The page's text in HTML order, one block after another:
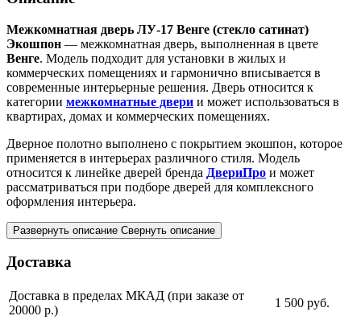
Межкомнатная дверь ЛУ-17 Венге (стекло сатинат)
Экошпон — межкомнатная дверь, выполненная в цвете
Венге. Модель подходит для установки в жилых и
коммерческих помещениях и гармонично вписывается в
современные интерьерные решения. Дверь относится к
категории межкомнатные двери и может использоваться в
квартирах, домах и коммерческих помещениях.
Дверное полотно выполнено с покрытием экошпон, которое
применяется в интерьерах различного стиля. Модель
относится к линейке дверей бренда ДвериПро и может
рассматриваться при подборе дверей для комплексного
оформления интерьера.
Развернуть описание Свернуть описание
Доставка
Доставка в пределах МКАД (при заказе от
20000 р.)
1 500 руб.